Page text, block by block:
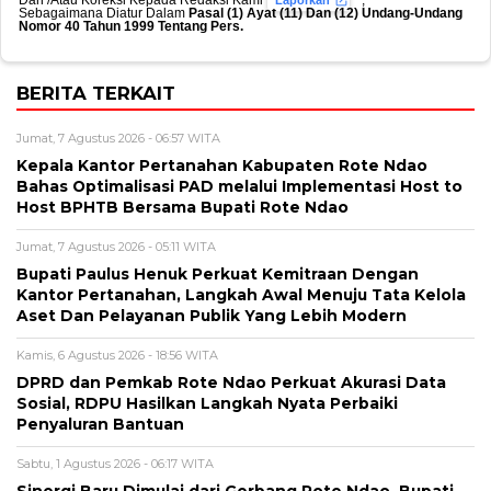
Sebagaimana Diatur Dalam Pasal (1) Ayat (11) Dan (12) Undang-Undang
Nomor 40 Tahun 1999 Tentang Pers.
BERITA TERKAIT
Jumat, 7 Agustus 2026 - 06:57 WITA
Kepala Kantor Pertanahan Kabupaten Rote Ndao
Bahas Optimalisasi PAD melalui Implementasi Host to
Host BPHTB Bersama Bupati Rote Ndao
Jumat, 7 Agustus 2026 - 05:11 WITA
Bupati Paulus Henuk Perkuat Kemitraan Dengan
Kantor Pertanahan, Langkah Awal Menuju Tata Kelola
Aset Dan Pelayanan Publik Yang Lebih Modern
Kamis, 6 Agustus 2026 - 18:56 WITA
DPRD dan Pemkab Rote Ndao Perkuat Akurasi Data
Sosial, RDPU Hasilkan Langkah Nyata Perbaiki
Penyaluran Bantuan
Sabtu, 1 Agustus 2026 - 06:17 WITA